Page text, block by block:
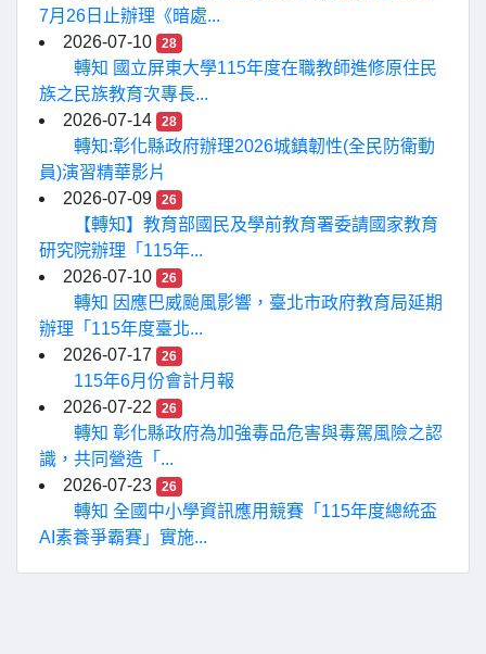
7月26日止辦理《暗處...
2026-07-10
28
轉知 國立屏東大學115年度在職教師進修原住民
族之民族教育次專長...
2026-07-14
28
轉知:彰化縣政府辦理2026城鎮韌性(全民防衛動
員)演習精華影片
2026-07-09
26
【轉知】教育部國民及學前教育署委請國家教育
研究院辦理「115年...
2026-07-10
26
轉知 因應巴威颱風影響，臺北市政府教育局延期
辦理「115年度臺北...
2026-07-17
26
115年6月份會計月報
2026-07-22
26
轉知 彰化縣政府為加強毒品危害與毒駕風險之認
識，共同營造「...
2026-07-23
26
轉知 全國中小學資訊應用競賽「115年度總統盃
AI素養爭霸賽」實施...